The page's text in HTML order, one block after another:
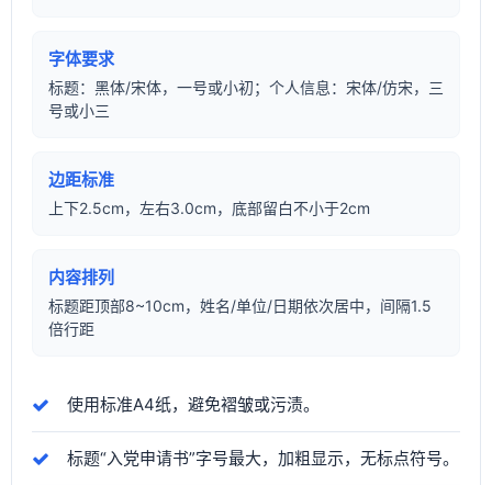
字体要求
标题：黑体/宋体，一号或小初；个人信息：宋体/仿宋，三
号或小三
边距标准
上下2.5cm，左右3.0cm，底部留白不小于2cm
内容排列
标题距顶部8~10cm，姓名/单位/日期依次居中，间隔1.5
倍行距
使用标准A4纸，避免褶皱或污渍。
标题“入党申请书”字号最大，加粗显示，无标点符号。